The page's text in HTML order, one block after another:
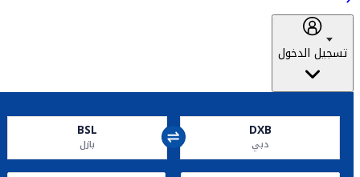
تسجيل الدخول
DXB
دبي
BSL
بازل